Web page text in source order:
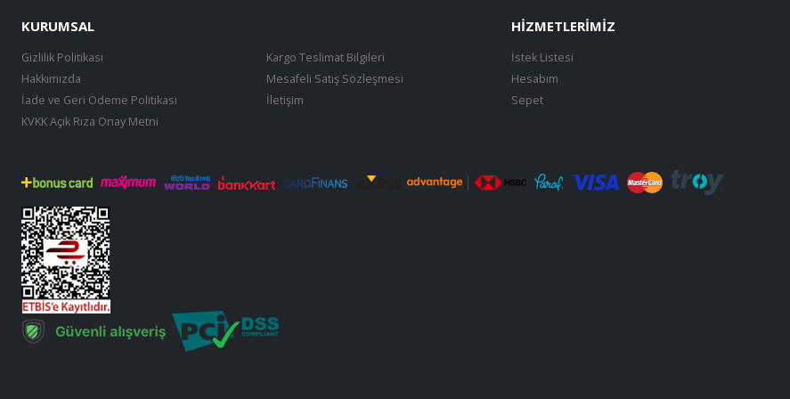
KURUMSAL
Gizlilik Politikası
Hakkımızda
İade ve Geri Ödeme Politikası
KVKK Açık Rıza Onay Metni
Kargo Teslimat Bilgileri
Mesafeli Satış Sözleşmesi
İletişim
HIZMETLERIMIZ
İstek Listesi
Hesabım
Sepet